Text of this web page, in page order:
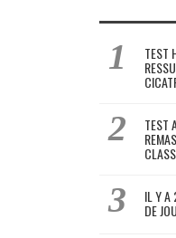
TEST
TEST
IL Y A
DE